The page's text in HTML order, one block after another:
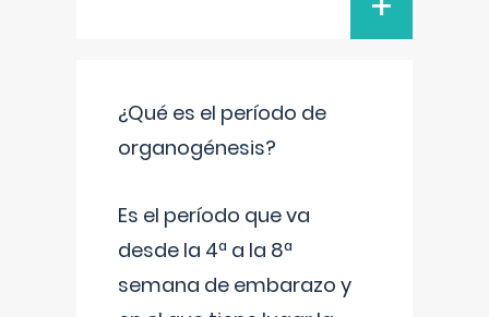
¿Qué es el período de
organogénesis?
Es el período que va
desde la 4ª a la 8ª
semana de embarazo y